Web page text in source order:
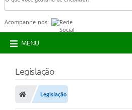
Acompanhe-nos:
MENU
Legislação
Legislação